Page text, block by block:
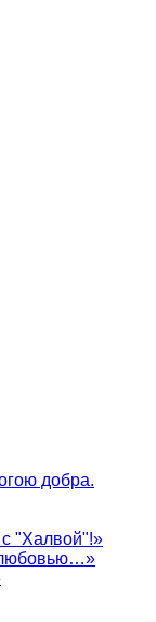
добра.
"Халвой"!»
любовью…»